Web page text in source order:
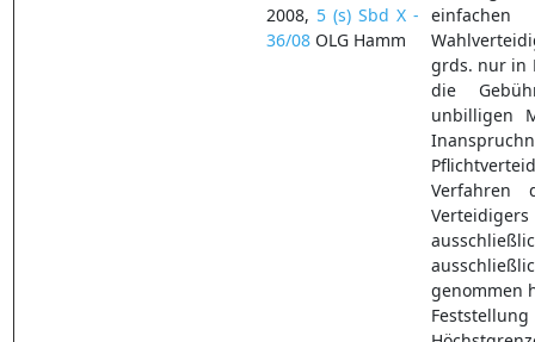
2008, 5 (s) Sbd X -
36/08OLG Hamm
einfachen
grds. nur in
die
unbilligen
Verfahren
genommen